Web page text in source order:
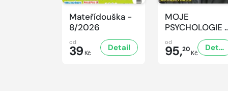
Mateřídouška -
8/2026
od
39 Kč
Detail
MOJE
PSYCHOLOGIE
8/2026
od
95,20Kč
Detail